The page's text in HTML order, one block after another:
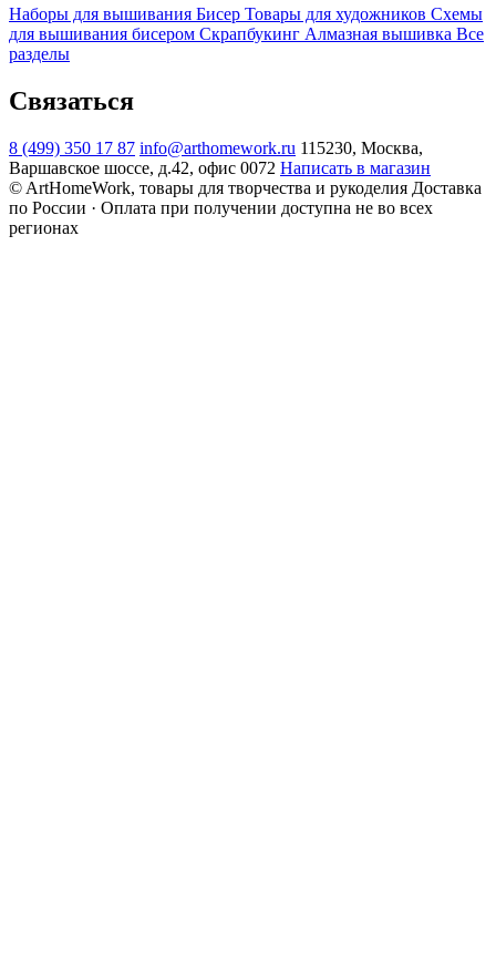
Наборы для вышивания Бисер Товары для художников Схемы
для вышивания бисером Скрапбукинг Алмазная вышивка Все
разделы
Связаться
8 (499) 350 17 87 info@arthomework.ru 115230, Москва,
Варшавское шоссе, д.42, офис 0072 Написать в магазин
© ArtHomeWork, товары для творчества и рукоделия Доставка
по России · Оплата при получении доступна не во всех
регионах